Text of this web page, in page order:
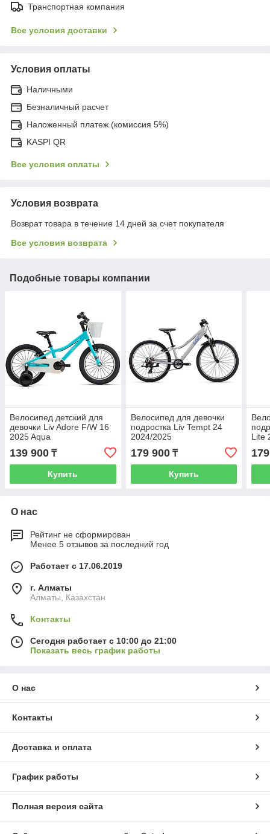
Транспортная компания
Все условия доставки
Условия оплаты
Наличными
Безналичный расчет
Наложенный платеж (комиссия 5%)
KASPI QR
Все условия оплаты
Условия возврата
Возврат товара в течение 14 дней за счет покупателя
Все условия возврата
Подобные товары компании
Велосипед детский для
девочки Liv Adore F/W 16
2025 Aqua
139 900 ₸
Купить
Велосипед для девочки
подростка Liv Tempt 24
2024/2025
179 900₸
Купить
Lite
О нас
Рейтинг не сформирован
Менее 5 отзывов за последний год
Работает с 17.06.2019
г. Алматы
Алматы, Казахстан
Контакты
Сегодня работает с 10:00 до 21:00
Показать весь график работы
О нас
Контакты
Доставка и оплата
График работы
Полная версия сайта